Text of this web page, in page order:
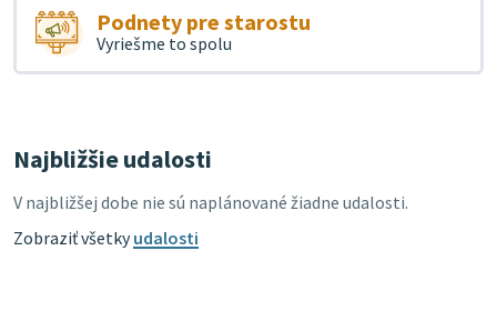
Podnety pre starostu
Vyriešme to spolu
Najbližšie udalosti
V najbližšej dobe nie sú naplánované žiadne udalosti.
Zobraziť všetkyudalosti